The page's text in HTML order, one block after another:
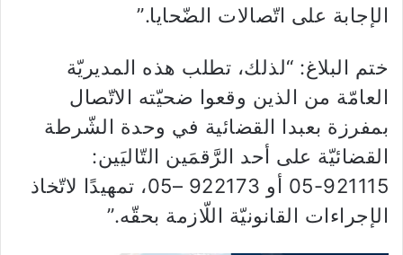
الإجابة على اتّصالات الضّحايا.”
ختم البلاغ: “لذلك، تطلب هذه المديريّة
العامّة من الذين وقعوا ضحيّته الاتّصال
بمفرزة بعبدا القضائية في وحدة الشّرطة
القضائيّة على أحد الرَّقمَين التّاليَين:
921115-05 أو 922173 –05، تمهيدًا لاتّخاذ
الإجراءات القانونيّة اللّازمة بحقّه.”